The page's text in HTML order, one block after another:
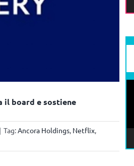
il board e sostiene
| Tag:Ancora Holdings, Netflix,